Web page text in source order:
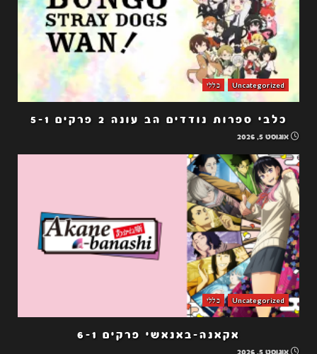
Uncategorized כללי
כלבי ספרות נודדים הב עונה 2 פרקים 5-1
אוגוסט 5, 2026
Uncategorized כללי
אקאנה-באנאשי פרקים 6-1
אוגוסט 5, 2026